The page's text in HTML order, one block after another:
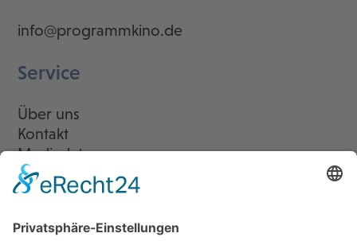
info@programmkino.de
Service
Über uns
Kontakt
Mediadaten
Newsletter
LogIn
Legal